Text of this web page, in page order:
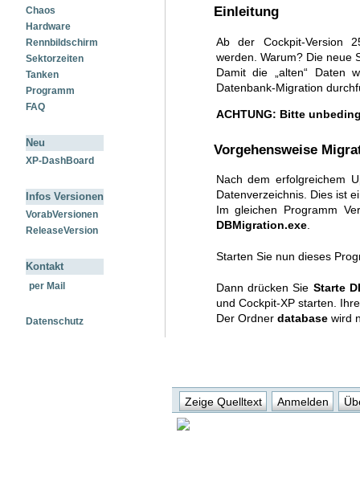
Chaos
Hardware
Rennbildschirm
Sektorzeiten
Tanken
Programm
FAQ
Neu
XP-DashBoard
Infos Versionen
VorabVersionen
ReleaseVersion
Kontakt
per Mail
Datenschutz
Einleitung
Ab der Cockpit-Version
werden. Warum? Die neue
Damit die „alten“ Daten
Datenbank-Migration
ACHTUNG: Bitte
Vorgehensweise
Nach dem erfolgreichem
Datenverzeichnis. Dies ist
Im gleichen Programm
DBMigration.exe.
Starten Sie nun dieses
Dann drücken Sie Starte
und Cockpit-XP starten.
Der Ordner databasewird
Zeige Quelltext Anmelden